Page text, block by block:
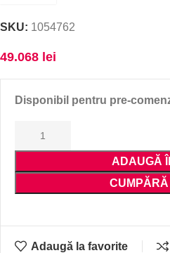
SKU: 1054762
49.068 lei
Disponibil pentru pre-
ADAUGĂ
CUMPĂRĂ
Adaugă la favorite